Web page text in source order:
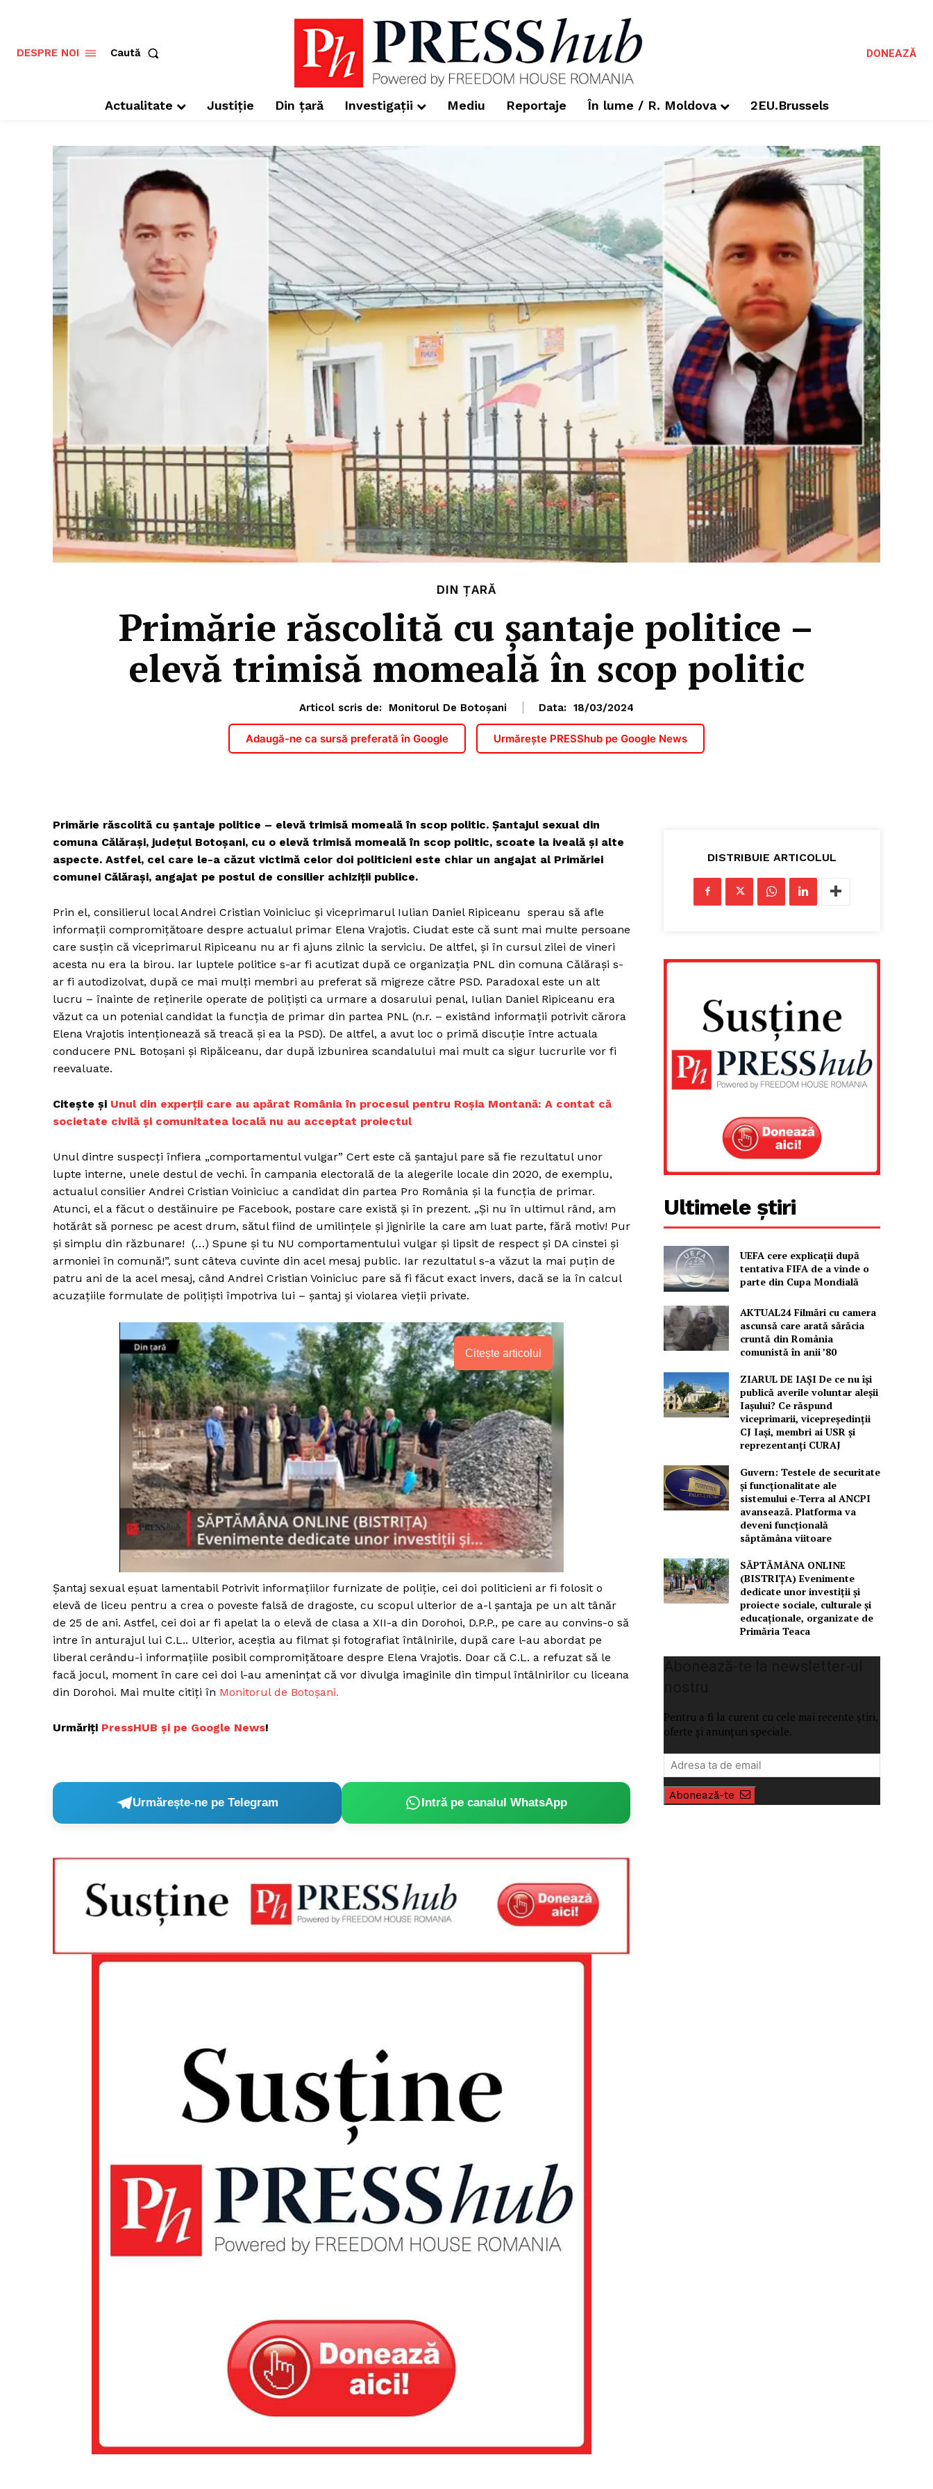
Un proiect
FREEDOM HOUSE
ROMÂNIA
PRESShub
Despre noi / Echipa
Proiecte editoriale
Rețea
Contact
DESPRE NOI Caută DONEAZĂ
Actualitate Justiție Din țară Investigații Mediu Reportaje În lume / R. Moldova 2EU.Brussels
DIN ȚARĂ
Primărie răscolită cu şantaje politice –
elevă trimisă momeală în scop politic
Articol scris de: Monitorul De Botoșani Data: 18/03/2024
Adaugă-ne ca sursă preferată în Google Urmărește PRESShub pe Google News
Primărie răscolită cu şantaje politice – elevă trimisă momeală în scop politic. Șantajul sexual din
comuna Călărași, județul Botoșani, cu o elevă trimisă momeală în scop politic, scoate la iveală și alte
aspecte. Astfel, cel care le-a căzut victimă celor doi politicieni este chiar un angajat al Primăriei
comunei Călărași, angajat pe postul de consilier achiziții publice.
Prin el, consilierul local Andrei Cristian Voiniciuc și viceprimarul Iulian Daniel Ripiceanu sperau să afle
informații compromițătoare despre actualul primar Elena Vrajotis. Ciudat este că sunt mai multe persoane
care susțin că viceprimarul Ripiceanu nu ar fi ajuns zilnic la serviciu. De altfel, și în cursul zilei de vineri
acesta nu era la birou. Iar luptele politice s-ar fi acutizat după ce organizația PNL din comuna Călărași s-
ar fi autodizolvat, după ce mai mulți membri au preferat să migreze către PSD. Paradoxal este un alt
lucru – înainte de reținerile operate de polițiști ca urmare a dosarului penal, Iulian Daniel Ripiceanu era
văzut ca un potenial candidat la funcția de primar din partea PNL (n.r. – existând informații potrivit cărora
Elena Vrajotis intenționează să treacă și ea la PSD). De altfel, a avut loc o primă discuție între actuala
conducere PNL Botoșani și Ripăiceanu, dar după izbunirea scandalului mai mult ca sigur lucrurile vor fi
reevaluate.
Citește și Unul din experții care au apărat România în procesul pentru Roșia Montană: A contat că
societate civilă și comunitatea locală nu au acceptat proiectul
Unul dintre suspecţi înfiera „comportamentul vulgar” Cert este că șantajul pare să fie rezultatul unor
lupte interne, unele destul de vechi. În campania electorală de la alegerile locale din 2020, de exemplu,
actualul consilier Andrei Cristian Voiniciuc a candidat din partea Pro România și la funcția de primar.
Atunci, el a făcut o destăinuire pe Facebook, postare care există și în prezent. „Și nu în ultimul rând, am
hotărât să pornesc pe acest drum, sătul fiind de umilințele și jignirile la care am luat parte, fără motiv! Pur
și simplu din răzbunare! (…) Spune și tu NU comportamentului vulgar și lipsit de respect și DA cinstei și
armoniei în comună!”, sunt câteva cuvinte din acel mesaj public. Iar rezultatul s-a văzut la mai puțin de
patru ani de la acel mesaj, când Andrei Cristian Voiniciuc pare să fi făcut exact invers, dacă se ia în calcul
acuzațiile formulate de polițiști împotriva lui – șantaj și violarea vieții private.
Citește articolul
Şantaj sexual eşuat lamentabil Potrivit informațiilor furnizate de poliție, cei doi politicieni ar fi folosit o
elevă de liceu pentru a crea o poveste falsă de dragoste, cu scopul ulterior de a-l șantaja pe un alt tânăr
de 25 de ani. Astfel, cei doi ar fi apelat la o elevă de clasa a XII-a din Dorohoi, D.P.P., pe care au convins-o să
intre în anturajul lui C.L.. Ulterior, aceștia au filmat și fotografiat întâlnirile, după care l-au abordat pe
liberal cerându-i informațiile posibil compromițătoare despre Elena Vrajotis. Doar că C.L. a refuzat să le
facă jocul, moment în care cei doi l-au amenințat că vor divulga imaginile din timpul întâlnirilor cu liceana
din Dorohoi. Mai multe citiți în Monitorul de Botoșani.
Urmăriți PressHUB și pe Google News!
Urmărește-ne pe Telegram Intră pe canalul WhatsApp
DISTRIBUIE ARTICOLUL
Ultimele știri
UEFA cere explicații după
tentativa FIFA de a vinde o
parte din Cupa Mondială
AKTUAL24 Filmări cu camera
ascunsă care arată sărăcia
cruntă din România
comunistă în anii ’80
ZIARUL DE IAȘI De ce nu își
publică averile voluntar aleșii
Iașului? Ce răspund
viceprimarii, vicepreședinții
CJ Iași, membri ai USR și
reprezentanți CURAJ
Guvern: Testele de securitate
și funcționalitate ale
sistemului e-Terra al ANCPI
avansează. Platforma va
deveni funcțională
săptămâna viitoare
SĂPTĂMÂNA ONLINE
(BISTRIȚA) Evenimente
dedicate unor investiții și
proiecte sociale, culturale și
educaționale, organizate de
Primăria Teaca
Pentru a fi la curent cu cele mai recente știri,
oferte și anunțuri speciale.
Abonează-te